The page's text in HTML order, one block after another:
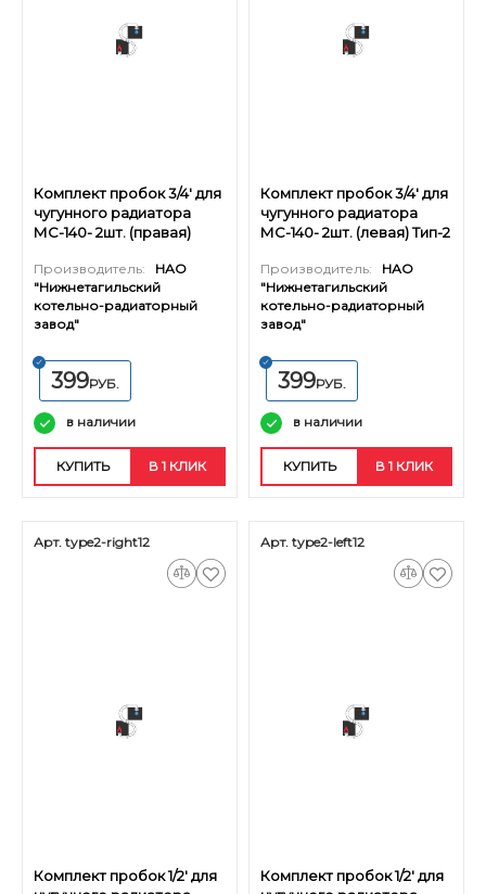
Комплект пробок 3/4' для
чугунного радиатора
МС-140- 2шт. (правая)
Производитель:
НАО
"Нижнетагильский
котельно-радиаторный
завод"
399РУБ.
в наличии
КУПИТЬ В 1 КЛИК
Комплект пробок 3/4' для
чугунного радиатора
МС-140- 2шт. (левая) Тип-2
Производитель:
НАО
"Нижнетагильский
котельно-радиаторный
завод"
399РУБ.
в наличии
КУПИТЬ В 1 КЛИК
Арт. type2-right12
Комплект пробок 1/2' для
Арт. type2-left12
Комплект пробок 1/2' для